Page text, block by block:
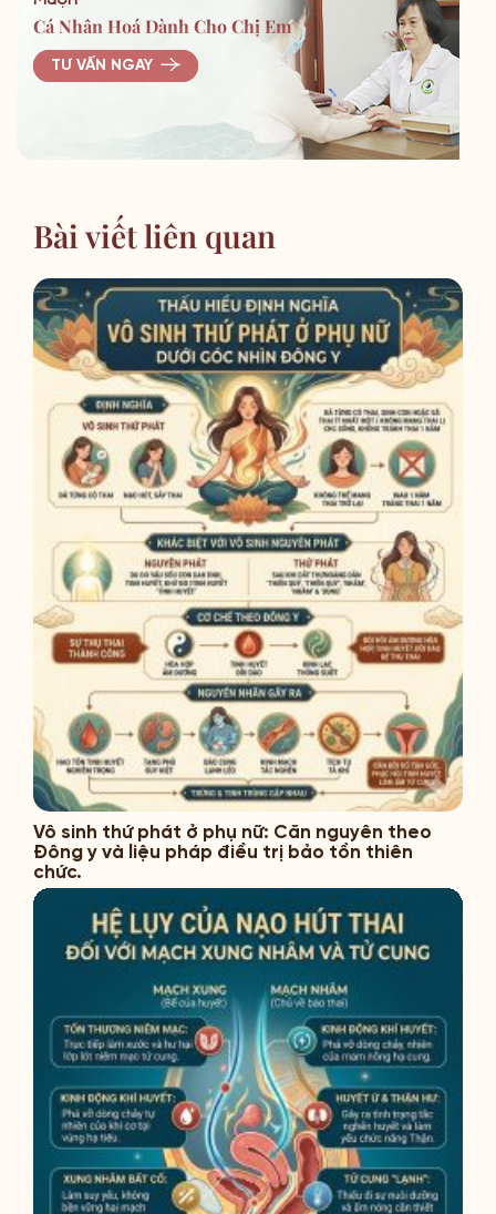
Cá Nhân Hoá Dành Cho Chị Em
TƯ VẤN NGAY
Bài viết liên quan
Vô sinh thứ phát ở phụ nữ: Căn nguyên theo
Đông y và liệu pháp điều trị bảo tồn thiên
chức.